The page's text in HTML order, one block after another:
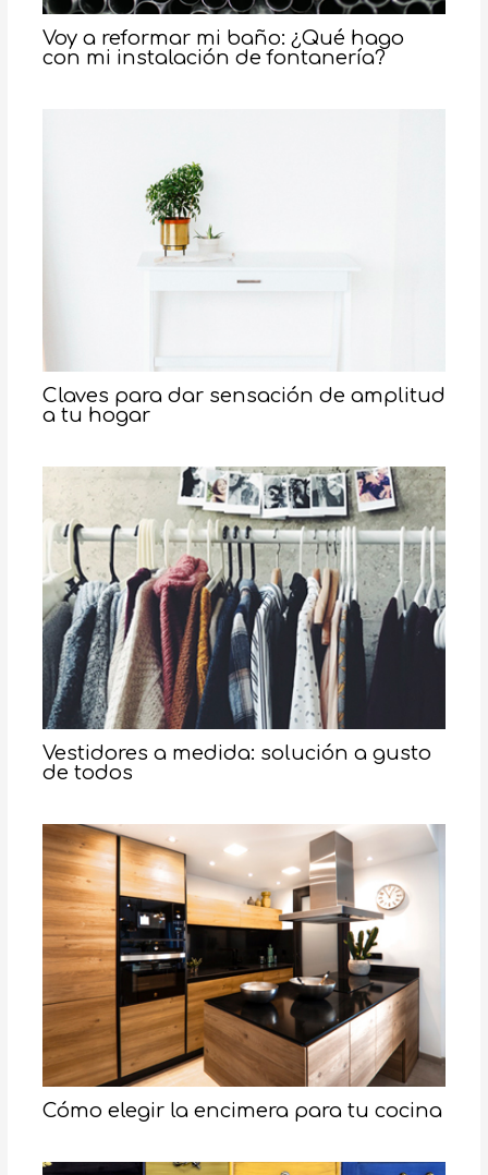
Voy a reformar mi baño: ¿Qué hago
con mi instalación de fontanería?
Claves para dar sensación de amplitud
a tu hogar
Vestidores a medida: solución a gusto
de todos
Cómo elegir la encimera para tu cocina